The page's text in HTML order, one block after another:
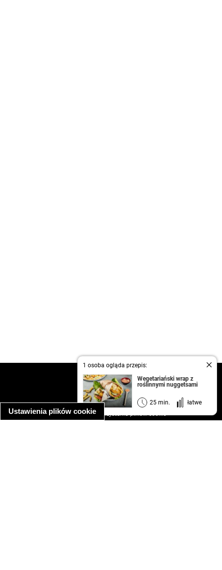
Ustawienia plików cookie
1 osoba ogląda przepis:
Wegetariański wrap z
roślinnymi nuggetsami
25 min. łatwe
kontakt
regulamin
informacja o prywatności
informacja o wykorzystaniu plików cookie